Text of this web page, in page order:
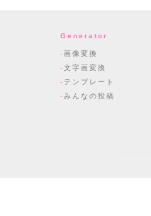
Generator
画像変換
文字画変換
テンプレート
みんなの投稿